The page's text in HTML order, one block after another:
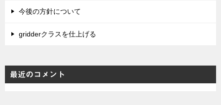
今後の方針について
gridderクラスを仕上げる
最近のコメント